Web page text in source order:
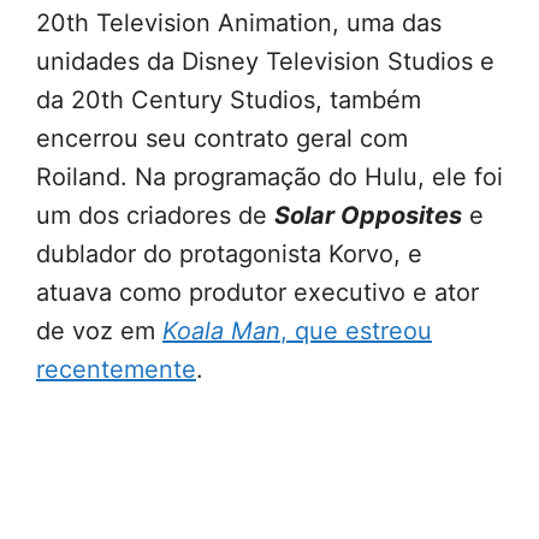
20th Television Animation, uma das
unidades da Disney Television Studios e
da 20th Century Studios, também
encerrou seu contrato geral com
Roiland. Na programação do Hulu, ele foi
um dos criadores de Solar Opposites e
dublador do protagonista Korvo, e
atuava como produtor executivo e ator
de voz em Koala Man, que estreou
recentemente.